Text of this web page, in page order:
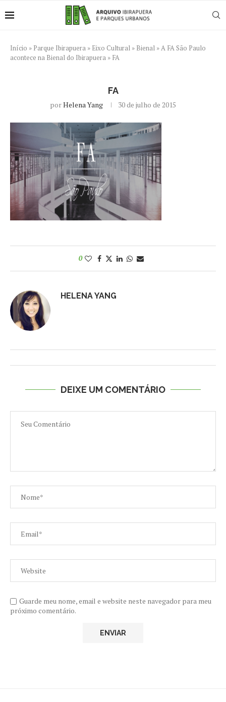
Início » Parque Ibirapuera » Eixo Cultural » Bienal »A FA São Paulo
acontece na Bienal do Ibirapuera » FA
FA
porHelena Yang 30 de julho de 2015
0
HELENA YANG
DEIXE UM COMENTÁRIO
Guarde meu nome, email e website neste navegador para meu
próximo comentário.